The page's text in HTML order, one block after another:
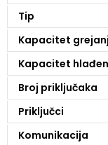
Tip
Kapacitet
Kapacitet
Broj priključaka
Priključci
Komunikacija